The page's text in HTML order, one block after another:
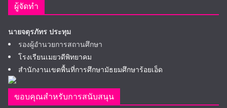
ผู้จัดทำ
นายจตุรภัทร ประทุม
รองผู้อำนวยการสถานศึกษา
โรงเรียนเมยวดีพิทยาคม
สำนักงานเขตพื้นที่การศึกษามัธยมศึกษาร้อยเอ็ด
ขอบคุณสำหรับการสนับสนุน